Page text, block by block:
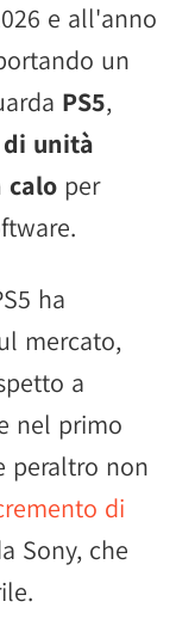
e all'anno
un
PS5,
unità
calo per
ha
mercato,
a
nel primo
peraltro non
di
Sony, che